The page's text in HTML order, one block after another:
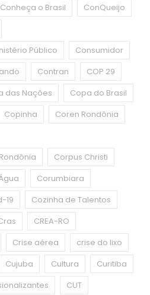
Conheça o Brasil
ConQueijo
Público
Consumidor
Contran
COP 29
das Nações
Copa do Brasil
Copinha
Coren Rondônia
Corpus Christi
Corumbiara
19
Cozinha de Talentos
CREA-RO
Crise aérea
crise do lixo
Cujuba Cultura
Curitiba
CUT